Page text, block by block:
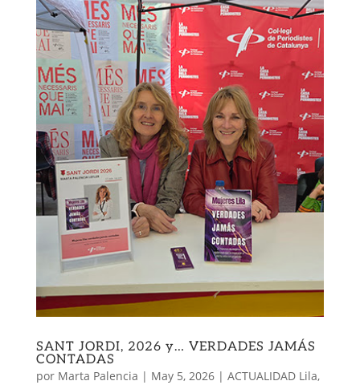
SANT JORDI, 2026 y… VERDADES JAMÁS
CONTADAS
por Marta Palencia | May 5, 2026| ACTUALIDAD Lila,